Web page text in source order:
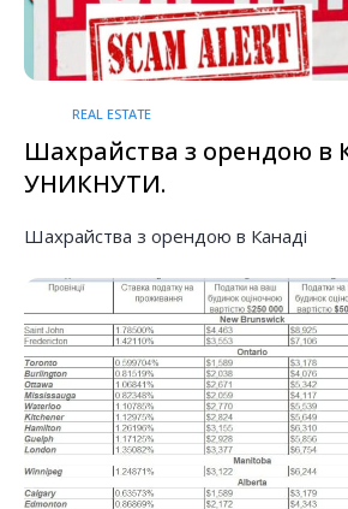
REAL ESTATE
Шахрайства з орендою в
УНИКНУТИ.
Шахрайства з орендою в Канаді